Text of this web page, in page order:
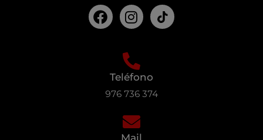
Teléfono
976 736 374